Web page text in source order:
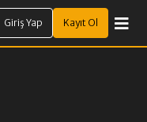
Giriş Yap Kayıt Ol